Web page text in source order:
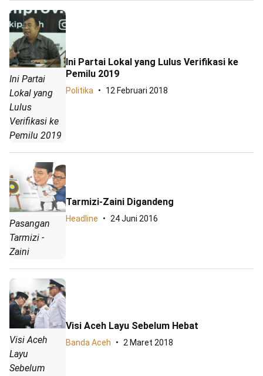
Ini Partai
Lokal yang
Lulus
Verifikasi ke
Pemilu 2019
Ini Partai Lokal yang Lulus Verifikasi ke
Pemilu 2019
Politika 12 Februari 2018
Pasangan
Tarmizi -
Zaini
Tarmizi-Zaini Digandeng
Headline 24 Juni 2016
Visi Aceh
Layu
Sebelum
Visi Aceh Layu Sebelum Hebat
Banda Aceh 2 Maret 2018